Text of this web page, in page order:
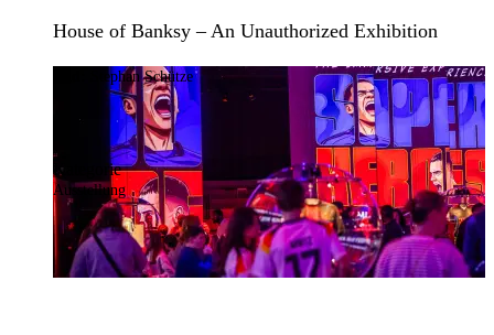
House of Banksy – An Unauthorized Exhibition
Stephan Schütze
Kategorie
Ausstellung